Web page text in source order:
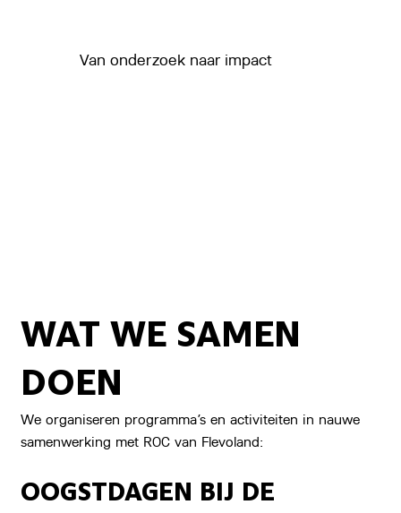
Van onderzoek naar impact
WAT WE SAMEN
DOEN
We organiseren programma’s en activiteiten in nauwe
samenwerking met ROC van Flevoland:
OOGSTDAGEN BIJ DE